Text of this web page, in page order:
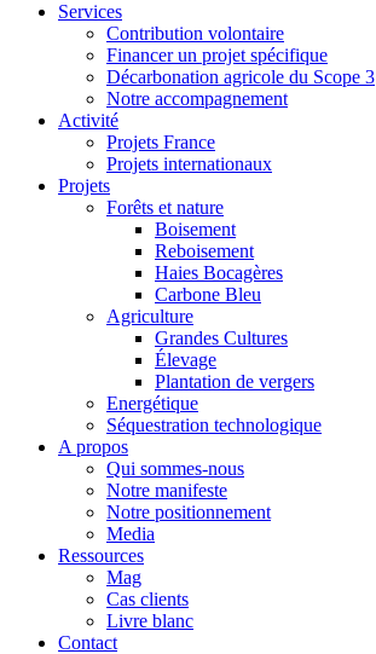
Services
Contribution volontaire
Financer un projet spécifique
Décarbonation agricole du Scope 3
Notre accompagnement
Activité
Projets France
Projets internationaux
Projets
Forêts et nature
Boisement
Reboisement
Haies Bocagères
Carbone Bleu
Agriculture
Grandes Cultures
Élevage
Plantation de vergers
Energétique
Séquestration technologique
A propos
Qui sommes-nous
Notre manifeste
Notre positionnement
Media
Ressources
Mag
Cas clients
Livre blanc
Contact